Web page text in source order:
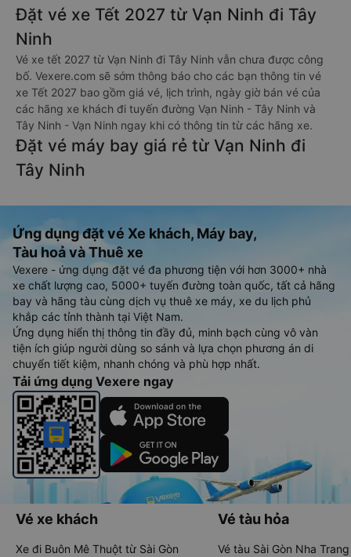
Đặt vé xe Tết 2027 từ Vạn Ninh đi Tây
Ninh
Vé xe tết 2027 từ Vạn Ninh đi Tây Ninh vẫn chưa được công
bố. Vexere.com sẽ sớm thông báo cho các bạn thông tin vé
xe Tết 2027 bao gồm giá vé, lịch trình, ngày giờ bán vé của
các hãng xe khách đi tuyến đường Vạn Ninh - Tây Ninh và
Tây Ninh - Vạn Ninh ngay khi có thông tin từ các hãng xe.
Đặt vé máy bay giá rẻ từ Vạn Ninh đi
Tây Ninh
Ứng dụng đặt vé Xe khách, Máy bay,
Tàu hoả và Thuê xe
Vexere - ứng dụng đặt vé đa phương tiện với hơn 3000+ nhà
xe chất lượng cao, 5000+ tuyến đường toàn quốc, tất cả hãng
bay và hãng tàu cùng dịch vụ thuê xe máy, xe du lịch phủ
khắp các tỉnh thành tại Việt Nam.
Ứng dụng hiển thị thông tin đầy đủ, minh bạch cùng vô vàn
tiện ích giúp người dùng so sánh và lựa chọn phương án di
chuyển tiết kiệm, nhanh chóng và phù hợp nhất.
Tải ứng dụng Vexere ngay
Vé xe khách
Xe đi Buôn Mê Thuột từ Sài Gòn
Vé tàu hỏa
Vé tàu Sài Gòn Nha Trang